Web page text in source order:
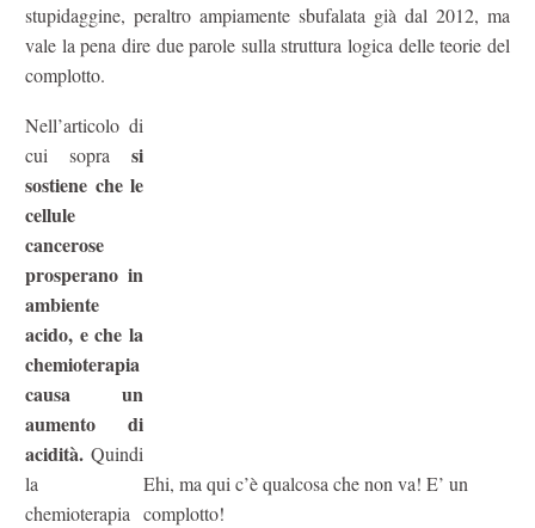
stupidaggine, peraltro ampiamente sbufalata già dal 2012, ma
vale la pena dire due parole sulla struttura logica delle teorie del
complotto.
Ehi, ma qui c’è qualcosa che non va! E’ un
complotto!
Nell’articolo di
cui sopra si
sostiene che le
cellule
cancerose
prosperano in
ambiente
acido, e che la
chemioterapia
causa un
aumento di
acidità. Quindi
la
chemioterapia